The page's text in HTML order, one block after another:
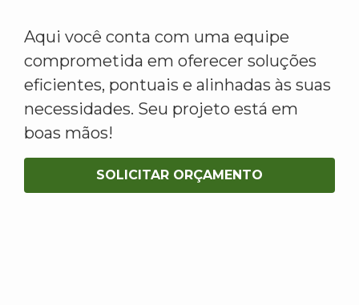
Aqui você conta com uma equipe
comprometida em oferecer soluções
eficientes, pontuais e alinhadas às suas
necessidades. Seu projeto está em
boas mãos!
SOLICITAR ORÇAMENTO